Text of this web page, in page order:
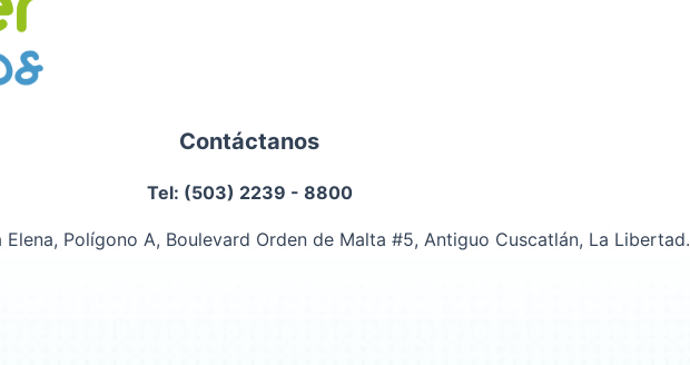
Contáctanos
Tel: (503) 2239 - 8800
Elena, Polígono A, Boulevard Orden de Malta #5, Antiguo Cuscatlán, La Libertad.